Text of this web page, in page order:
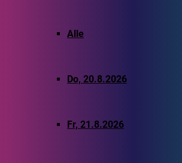
Alle
Do, 20.8.2026
Fr, 21.8.2026